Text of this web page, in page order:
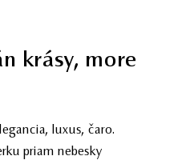
sa na skvostnú
morganit – púť